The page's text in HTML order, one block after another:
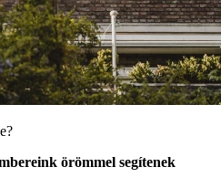
örömmel segítenek